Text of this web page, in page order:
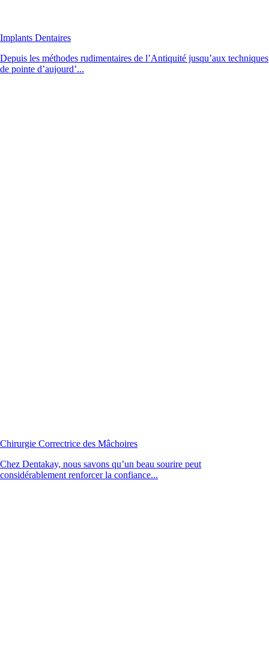
Implants Dentaires
Depuis les méthodes rudimentaires de l’Antiquité jusqu’aux techniques
de pointe d’aujourd’...
Chirurgie Correctrice des Mâchoires
Chez Dentakay, nous savons qu’un beau sourire peut
considérablement renforcer la confiance...